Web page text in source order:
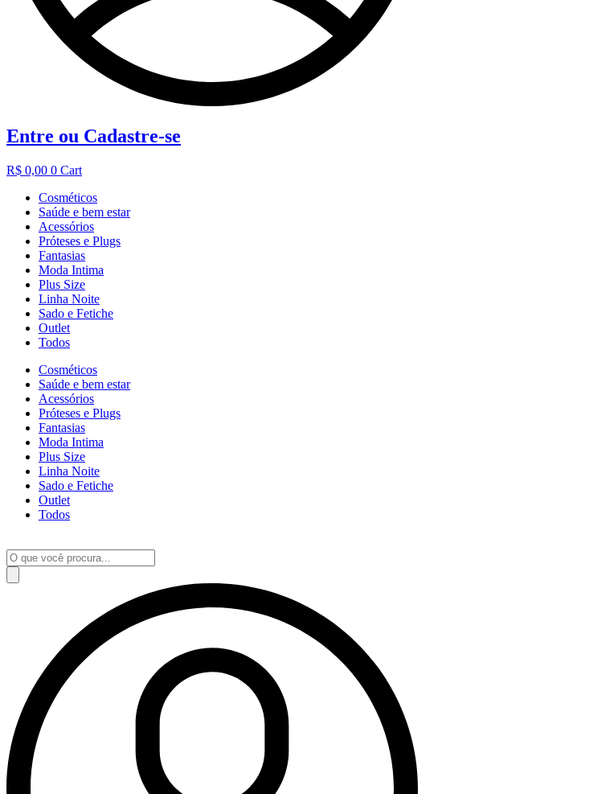
Entre ou Cadastre-se
R$ 0,00 0 Cart
Cosméticos
Saúde e bem estar
Acessórios
Próteses e Plugs
Fantasias
Moda Intima
Plus Size
Linha Noite
Sado e Fetiche
Outlet
Todos
Cosméticos
Saúde e bem estar
Acessórios
Próteses e Plugs
Fantasias
Moda Intima
Plus Size
Linha Noite
Sado e Fetiche
Outlet
Todos
Pesquisar
produtos